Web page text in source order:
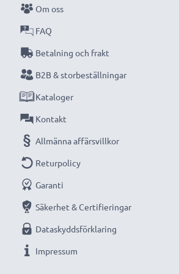
kompakta LCD-batteriladdare från
Beställ nu med snabb leverans
Om oss
FAQ
Betalning och frakt
B2B & storbeställningar
Kataloger
Kontakt
Allmänna affärsvillkor
Returpolicy
Garanti
Säkerhet & Certifieringar
Dataskyddsförklaring
Impressum